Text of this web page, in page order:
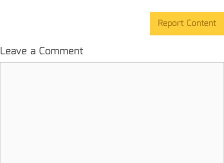
Report Content
Leave a Comment